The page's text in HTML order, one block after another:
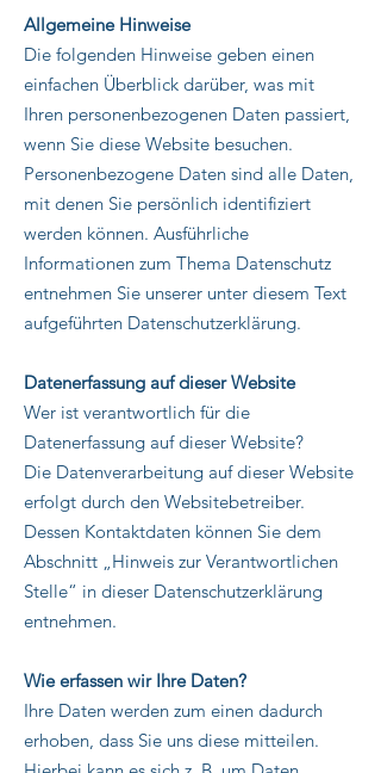
Allgemeine Hinweise
Die folgenden Hinweise geben einen
einfachen Überblick darüber, was mit
Ihren personenbezogenen Daten passiert,
wenn Sie diese Website besuchen.
Personenbezogene Daten sind alle Daten,
mit denen Sie persönlich identifiziert
werden können. Ausführliche
Informationen zum Thema Datenschutz
entnehmen Sie unserer unter diesem Text
aufgeführten Datenschutzerklärung.
Datenerfassung auf dieser Website
Wer ist verantwortlich für die
Datenerfassung auf dieser Website?
Die Datenverarbeitung auf dieser Website
erfolgt durch den Websitebetreiber.
Dessen Kontaktdaten können Sie dem
Abschnitt „Hinweis zur Verantwortlichen
Stelle“ in dieser Datenschutzerklärung
entnehmen.
Wie erfassen wir Ihre Daten?
Ihre Daten werden zum einen dadurch
erhoben, dass Sie uns diese mitteilen.